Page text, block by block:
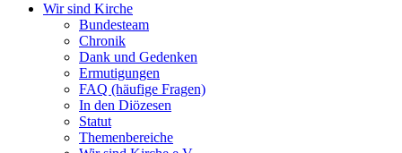
Wir sind Kirche
Bundesteam
Chronik
Dank und Gedenken
Ermutigungen
FAQ (häufige Fragen)
In den Diözesen
Statut
Themenbereiche